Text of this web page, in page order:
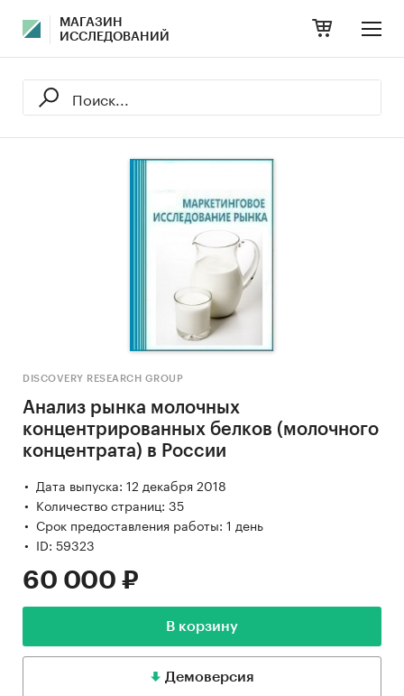
МАГАЗИН
ИССЛЕДОВАНИЙ
DISCOVERY RESEARCH GROUP
Анализ рынка молочных
концентрированных белков (молочного
концентрата) в России
Дата выпуска: 12 декабря 2018
Количество страниц: 35
Срок предоставления работы: 1 день
ID: 59323
60 000 ₽
В корзину
Демоверсия